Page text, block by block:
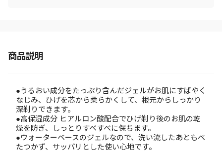
商品説明
●うるおい成分をたっぷり含んだジェルがお肌にすばやく
なじみ、ひげを芯から柔らかくして、根元からしっかり
深剃りできます。
●高保湿成分 ヒアルロン酸配合でひげ剃り後のお肌の乾
燥を防ぎ、しっとりすべすべに保ちます。
●ウォーターベースのジェルなので、洗い流したあともべ
たつかず、サッパリとした使い心地です。